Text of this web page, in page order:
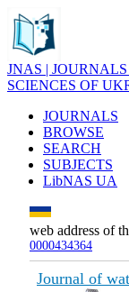
JNAS |
SCIENCES OF
JOURNALS
BROWSE
SEARCH
SUBJECTS
LibNAS UA
web address of
0000434364
Journal of